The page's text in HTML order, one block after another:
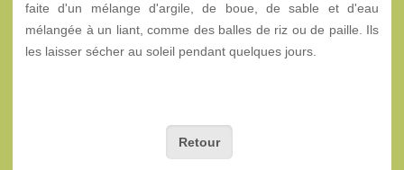
faite d'un mélange d'argile, de boue, de sable et d'eau
mélangée à un liant, comme des balles de riz ou de paille. Ils
les laisser sécher au soleil pendant quelques jours.
Retour